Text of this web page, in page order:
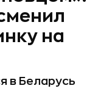
на
в Беларусь